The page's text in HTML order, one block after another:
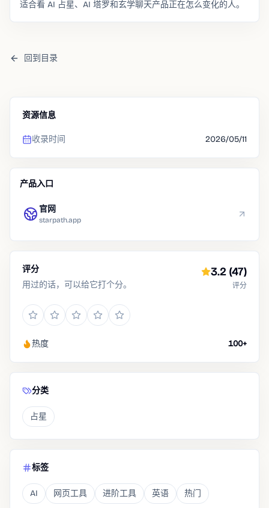
适合看 AI 占星、AI 塔罗和玄学聊天产品正在怎么变化的人。
回到目录
资源信息
收录时间 2026/05/11
产品入口
官网
starpath.app
评分
用过的话，可以给它打个分。
3.2(47)
评分
热度 100+
分类
占星
标签
AI 网页工具 进阶工具 英语 热门